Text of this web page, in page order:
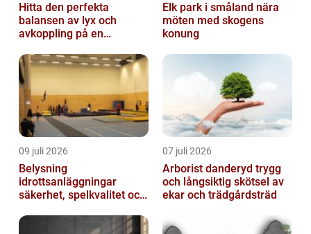
Hitta den perfekta
balansen av lyx och
avkoppling på en
Östermalm
Elk park i småland nära
möten med skogens
konung
09 juli 2026
Belysning
idrottsanläggningar
säkerhet, spelkvalitet och
07 juli 2026
Arborist danderyd trygg
och långsiktig skötsel av
ekar och trädgårdsträd